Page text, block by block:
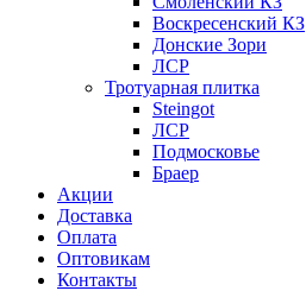
Воскресенский КЗ
Донские Зори
ЛСР
Тротуарная плитка
Steingot
ЛСР
Подмосковье
Браер
Акции
Доставка
Оплата
Оптовикам
Контакты